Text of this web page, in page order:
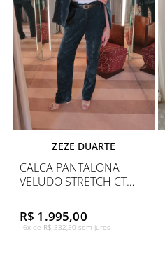
ZEZE DUARTE
CALCA PANTALONA
VELUDO STRETCH CT
R$ 1.995,00
6x de R$ 332,50 sem juros